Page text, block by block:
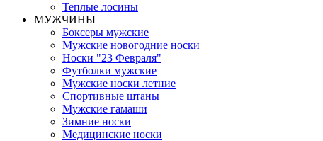
Теплые лосины
МУЖЧИНЫ
Боксеры мужские
Мужские новогодние носки
Носки "23 Февраля"
Футболки мужские
Мужские носки летние
Спортивные штаны
Мужские гамаши
Зимние носки
Медицинские носки